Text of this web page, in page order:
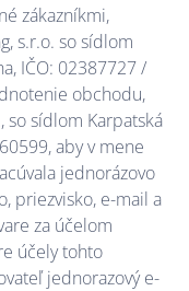
zákazníkmi,
s.r.o. so sídlom
IČO: 02387727 /
obchodu,
so sídlom Karpatská
aby v mene
jednorázovo
priezvisko, e-mail a
za účelom
účely tohto
jednorazový e-